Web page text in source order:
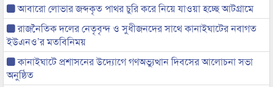
আবারো লোভার জব্দকৃত পাথর চুরি করে নিয়ে যাওয়া হচ্ছে আটগ্রামে
রাজনৈতিক দলের নেতৃবৃন্দ ও সুধীজনদের সাথে কানাইঘাটের নবাগত
ইউএনও’র মতবিনিময়
কানাইঘাটে প্রশাসনের উদ্যোগে গণঅভ্যুত্থান দিবসের আলোচনা সভা
অনুষ্ঠিত